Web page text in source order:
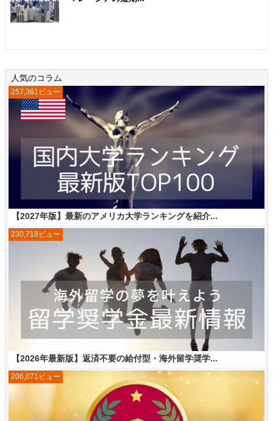
人気のコラム
【2027年版】最新のアメリカ大学ランキングを紹介...
257,361ビュー
【2026年最新版】返済不要の給付型・海外留学奨学...
230,718ビュー
206,071ビュー